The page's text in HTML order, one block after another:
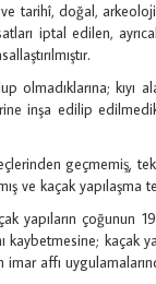
ve tarihî, doğal,
iptal edilen,
kıyı
inşa edilip
geçmemiş̧,
ve kaçak yapılaşma
yapıların çoğunun
kaybetmesine; kaçak
imar affı